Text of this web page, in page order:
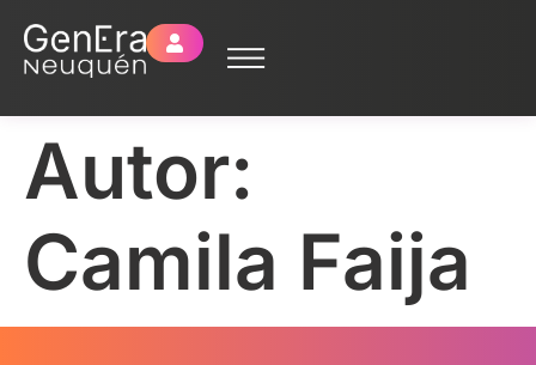
Autor:
Camila Faija